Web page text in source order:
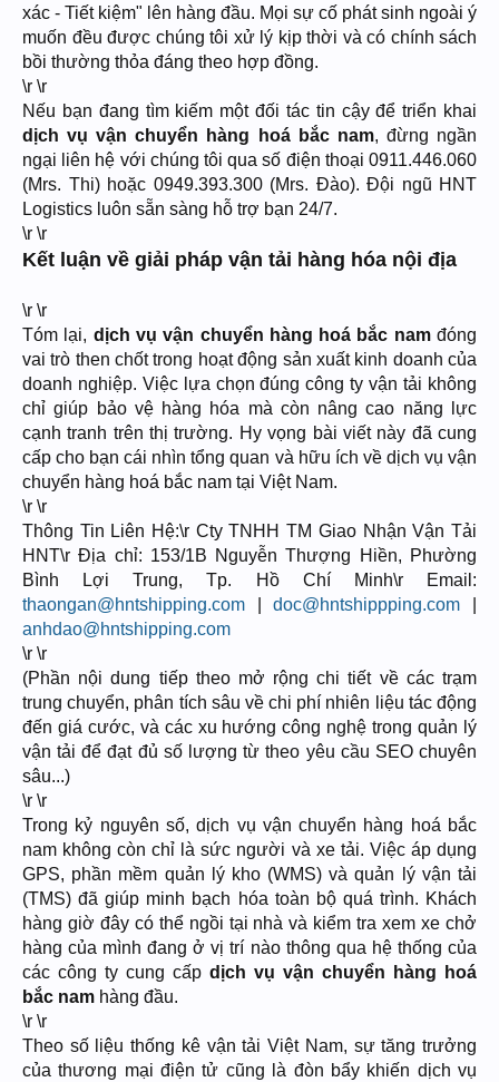
xác - Tiết kiệm" lên hàng đầu. Mọi sự cố phát sinh ngoài ý
muốn đều được chúng tôi xử lý kịp thời và có chính sách
bồi thường thỏa đáng theo hợp đồng.
\r \r
Nếu bạn đang tìm kiếm một đối tác tin cậy để triển khai
dịch vụ vận chuyển hàng hoá bắc nam, đừng ngần
ngại liên hệ với chúng tôi qua số điện thoại 0911.446.060
(Mrs. Thi) hoặc 0949.393.300 (Mrs. Đào). Đội ngũ HNT
Logistics luôn sẵn sàng hỗ trợ bạn 24/7.
\r \r
Kết luận về giải pháp vận tải hàng hóa nội địa
\r \r
Tóm lại, dịch vụ vận chuyển hàng hoá bắc namđóng
vai trò then chốt trong hoạt động sản xuất kinh doanh của
doanh nghiệp. Việc lựa chọn đúng công ty vận tải không
chỉ giúp bảo vệ hàng hóa mà còn nâng cao năng lực
cạnh tranh trên thị trường. Hy vọng bài viết này đã cung
cấp cho bạn cái nhìn tổng quan và hữu ích về dịch vụ vận
chuyển hàng hoá bắc nam tại Việt Nam.
\r \r
Thông Tin Liên Hệ:\r Cty TNHH TM Giao Nhận Vận Tải
HNT\r Địa chỉ: 153/1B Nguyễn Thượng Hiền, Phường
Bình Lợi Trung, Tp. Hồ Chí Minh\r Email:
thaongan@hntshipping.com |doc@hntshippping.com
anhdao@hntshipping.com
\r \r
(Phần nội dung tiếp theo mở rộng chi tiết về các trạm
trung chuyển, phân tích sâu về chi phí nhiên liệu tác động
đến giá cước, và các xu hướng công nghệ trong quản lý
vận tải để đạt đủ số lượng từ theo yêu cầu SEO chuyên
sâu...)
\r \r
Trong kỷ nguyên số, dịch vụ vận chuyển hàng hoá bắc
nam không còn chỉ là sức người và xe tải. Việc áp dụng
GPS, phần mềm quản lý kho (WMS) và quản lý vận tải
(TMS) đã giúp minh bạch hóa toàn bộ quá trình. Khách
hàng giờ đây có thể ngồi tại nhà và kiểm tra xem xe chở
hàng của mình đang ở vị trí nào thông qua hệ thống của
các công ty cung cấp dịch vụ vận chuyển hàng hoá
bắc nam hàng đầu.
\r \r
Theo số liệu thống kê vận tải Việt Nam, sự tăng trưởng
của thương mại điện tử cũng là đòn bẩy khiến dịch vụ